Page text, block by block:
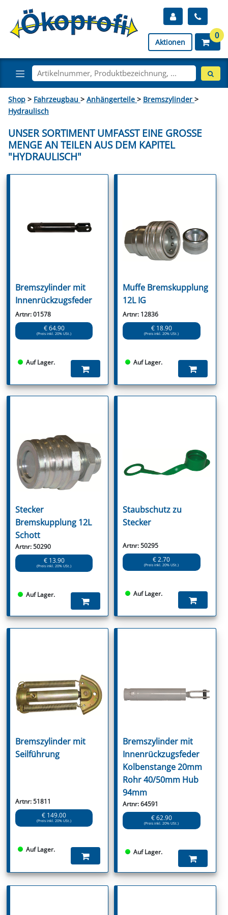
Aktionen
0
Shop > Fahrzeugbau > Anhängerteile > Bremszylinder >
Hydraulisch
UNSER SORTIMENT UMFASST EINE GROSSE M
ENGE AN TEILEN AUS DEM KAPITEL "
HYDRAULISCH"
Bremszylinder mit
Innenrückzugsfeder
Artnr: 01578
€ 64.90
(Preis inkl. 20% USt.)
Auf Lager.
Muffe Bremskupplung
12L IG
Artnr: 12836
€ 18.90
(Preis inkl. 20% USt.)
Auf Lager.
Stecker
Bremskupplung 12L
Schott
Artnr: 50290
€ 13.90
(Preis inkl. 20% USt.)
Auf Lager.
Staubschutz zu
Stecker
Artnr: 50295
€ 2.70
(Preis inkl. 20% USt.)
Auf Lager.
Bremszylinder mit
Seilführung
Artnr: 51811
€ 149.00
(Preis inkl. 20% USt.)
Auf Lager.
Bremszylinder mit
Innenrückzugsfeder
Kolbenstange 20mm
Rohr 40/50mm Hub
94mm
Artnr: 64591
€ 62.90
(Preis inkl. 20% USt.)
Auf Lager.